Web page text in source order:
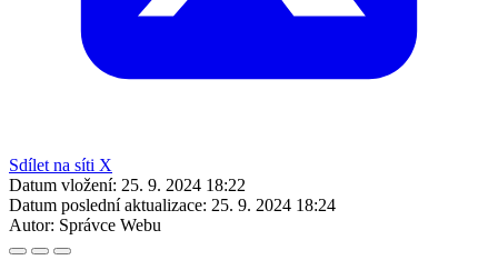
Sdílet na síti X
Datum vložení: 25. 9. 2024 18:22
Datum poslední aktualizace: 25. 9. 2024 18:24
Autor: Správce Webu